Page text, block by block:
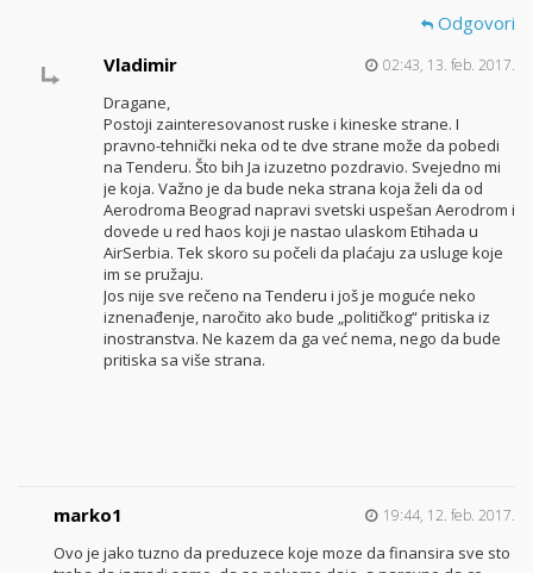
Odgovori
Vladimir
02:43, 13. feb. 2017.
Dragane,
Postoji zainteresovanost ruske i kineske strane. I
pravno-tehnički neka od te dve strane može da pobedi
na Tenderu. Što bih Ja izuzetno pozdravio. Svejedno mi
je koja. Važno je da bude neka strana koja želi da od
Aerodroma Beograd napravi svetski uspešan Aerodrom i
dovede u red haos koji je nastao ulaskom Etihada u
AirSerbia. Tek skoro su počeli da plaćaju za usluge koje
im se pružaju.
Jos nije sve rečeno na Tenderu i još je moguće neko
iznenađenje, naročito ako bude „političkog“ pritiska iz
inostranstva. Ne kazem da ga već nema, nego da bude
pritiska sa više strana.
marko1 19:44, 12. feb. 2017.
Ovo je jako tuzno da preduzece koje moze da finansira sve sto